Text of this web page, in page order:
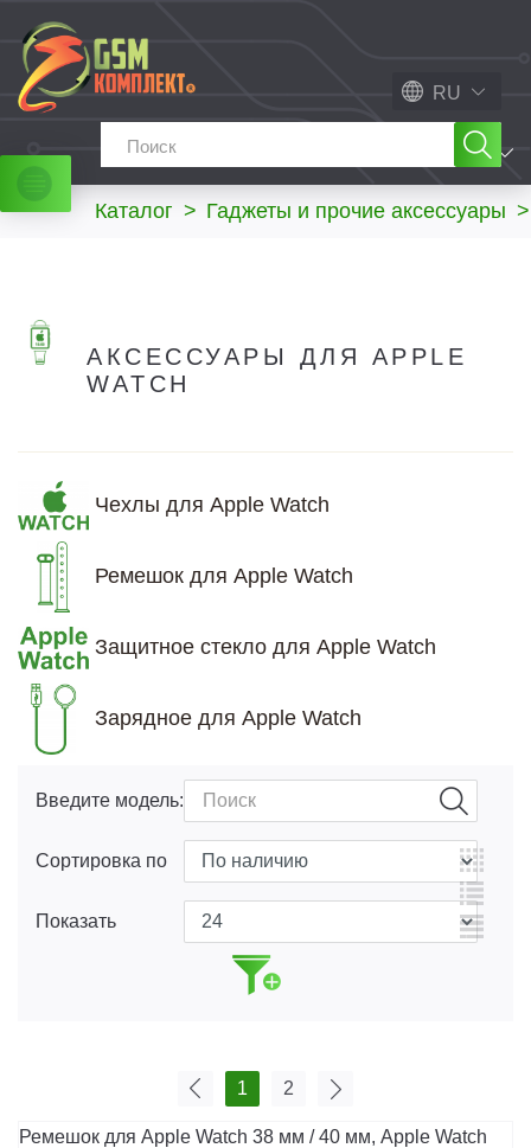
RU
МЕНЮ
Каталог > Гаджеты и прочие аксессуары >
АКСЕССУАРЫ ДЛЯ APPLE
WATCH
Чехлы для Apple Watch
Ремешок для Apple Watch
Защитное стекло для Apple Watch
Зарядное для Apple Watch
Введите модель:
Сортировка по
Показать
1 2
Ремешок для Apple Watch 38 мм / 40 мм, Apple Watch